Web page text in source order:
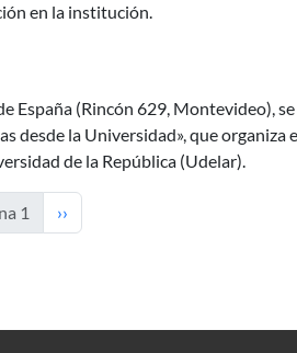
en la institución.
Miradas desde la Universidad»
España (Rincón 629, Montevideo),
desde la Universidad», que organiza
de la República (Udelar).
1 Siguiente página
››